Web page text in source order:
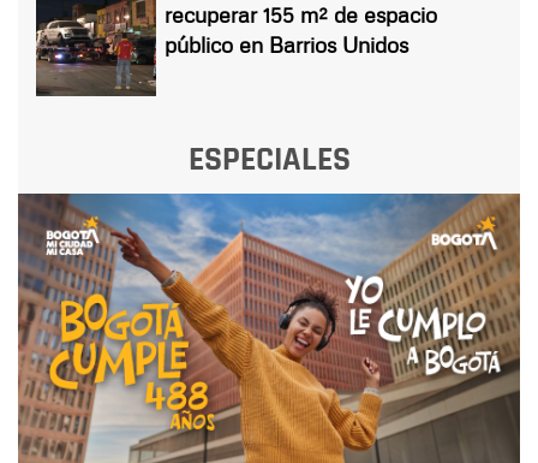
recuperar 155 m² de espacio
público en Barrios Unidos
ESPECIALES